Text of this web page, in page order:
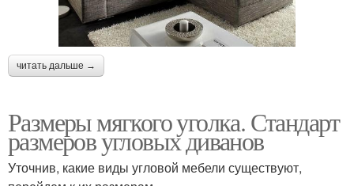
читать дальше →
Размеры мягкого уголка. Стандарт
размеров угловых диванов
Уточнив, какие виды угловой мебели существуют,